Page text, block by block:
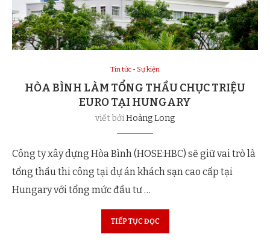
Tin tức - Sự kiện
HÒA BÌNH LÀM TỔNG THẦU CHỤC TRIỆU
EURO TẠI HUNGARY
viết bởiHoàng Long
Công ty xây dựng Hòa Bình (HOSE:HBC) sẽ giữ vai trò là
tổng thầu thi công tại dự án khách sạn cao cấp tại
Hungary với tổng mức đầu tư …
TIẾP TỤC ĐỌC